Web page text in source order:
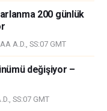
200 günlük
A.D., SS:07 GMT
değişiyor –
SS:07 GMT